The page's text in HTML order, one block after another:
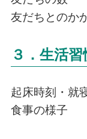
友だちとのか
３．生活習
起床時刻・就
食事の様子